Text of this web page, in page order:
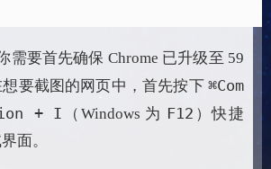
需要首先确保 Chrome 已升级至 59
要截图的网页中，首先按下 ⌘Com
+ I （Windows 为 F12 ）快捷
面。